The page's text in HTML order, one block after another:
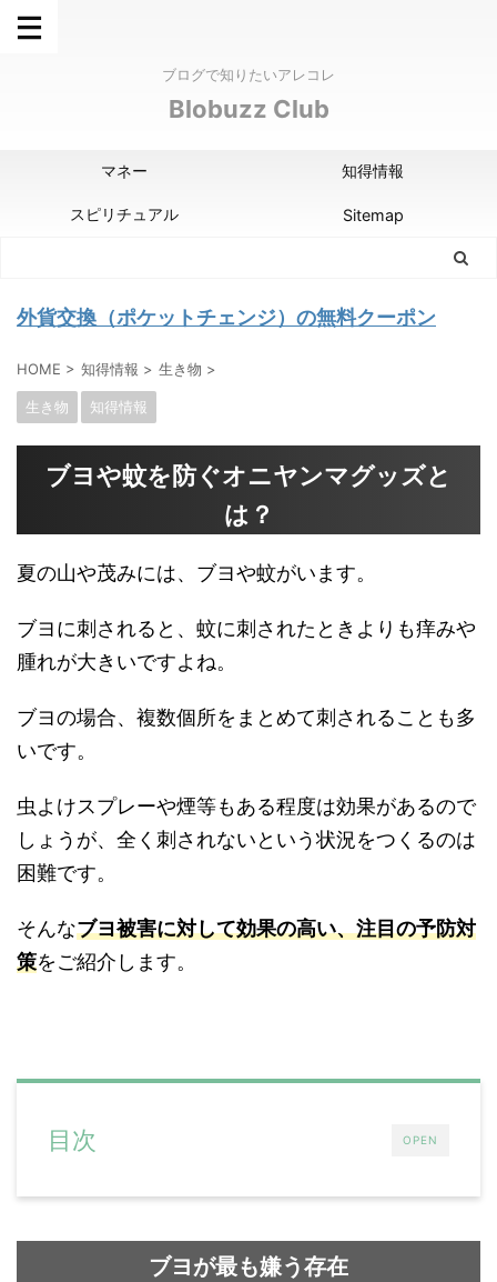
ブログで知りたいアレコレ
Blobuzz Club
マネー 知得情報
スピリチュアル Sitemap
外貨交換（ポケットチェンジ）の無料クーポン
HOME > 知得情報 > 生き物 >
生き物 知得情報
ブヨや蚊を防ぐオニヤンマグッズと
は？
夏の山や茂みには、ブヨや蚊がいます。
ブヨに刺されると、蚊に刺されたときよりも痒みや
腫れが大きいですよね。
ブヨの場合、複数個所をまとめて刺されることも多
いです。
虫よけスプレーや煙等もある程度は効果があるので
しょうが、全く刺されないという状況をつくるのは
困難です。
そんなブヨ被害に対して効果の高い、注目の予防対
策をご紹介します。
OPEN
目次
ブヨが最も嫌う存在